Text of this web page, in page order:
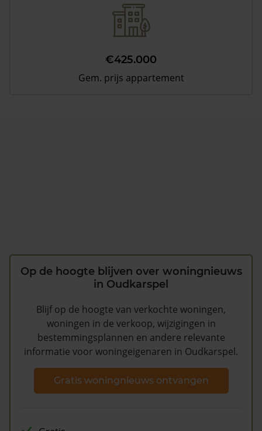
€425.000
Gem. prijs appartement
Op de hoogte blijven over woningnieuws
in Oudkarspel
Blijf op de hoogte van verkochte woningen,
woningen in de verkoop, wijzigingen in
bestemmingsplannen en andere relevante
informatie voor woningeigenaren in Oudkarspel.
Gratis woningnieuws ontvangen